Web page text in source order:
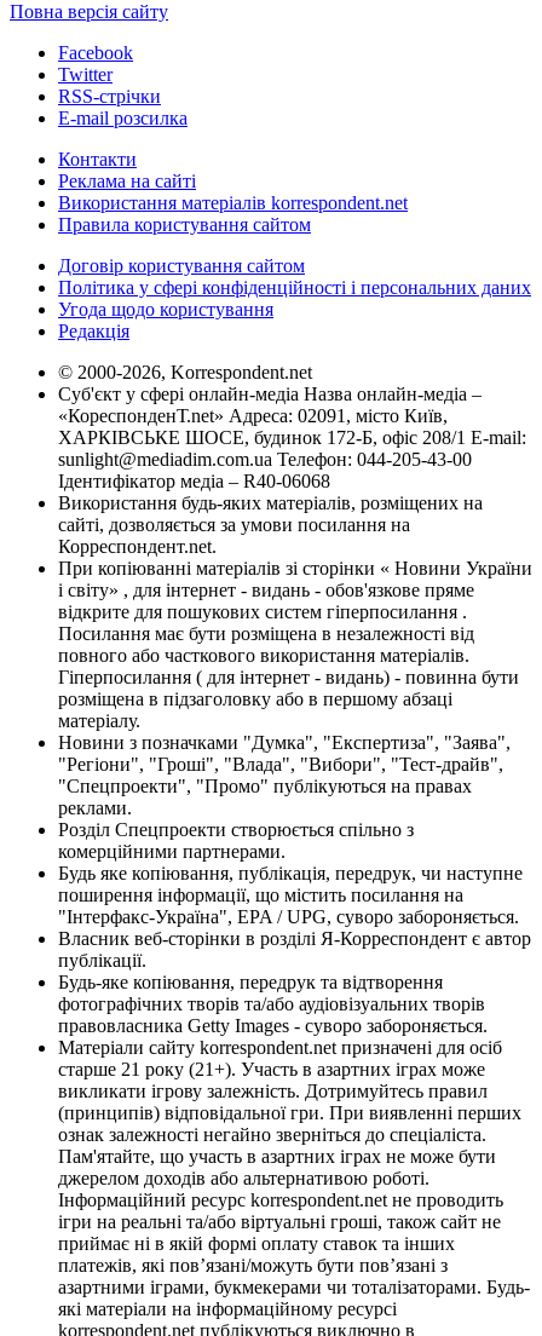
Повна версія сайту
Facebook
Twitter
RSS-стрічки
E-mail розсилка
Контакти
Реклама на сайті
Використання матеріалів korrespondent.net
Правила користування сайтом
Договір користування сайтом
Політика у сфері конфіденційності і персональних даних
Угода щодо користування
Редакція
© 2000-2026, Korrespondent.net
Суб'єкт у сфері онлайн-медіа Назва онлайн-медіа –
«КореспонденТ.net» Адреса: 02091, місто Київ,
ХАРКІВСЬКЕ ШОСЕ, будинок 172-Б, офіс 208/1 E-mail:
sunlight@mediadim.com.ua Телефон: 044-205-43-00
Ідентифікатор медіа – R40-06068
Використання будь-яких матеріалів, розміщених на
сайті, дозволяється за умови посилання на
Корреспондент.net.
При копіюванні матеріалів зі сторінки « Новини України
і світу» , для інтернет - видань - обов'язкове пряме
відкрите для пошукових систем гіперпосилання .
Посилання має бути розміщена в незалежності від
повного або часткового використання матеріалів.
Гіперпосилання ( для інтернет - видань) - повинна бути
розміщена в підзаголовку або в першому абзаці
матеріалу.
Новини з позначками "Думка", "Експертиза", "Заява",
"Регіони", "Гроші", "Влада", "Вибори", "Тест-драйв",
"Спецпроекти", "Промо" публікуються на правах
реклами.
Розділ Спецпроекти створюється спільно з
комерційними партнерами.
Будь яке копіювання, публікація, передрук, чи наступне
поширення інформації, що містить посилання на
"Інтерфакс-Україна", EPA / UPG, суворо забороняється.
Власник веб-сторінки в розділі Я-Корреспондент є автор
публікації.
Будь-яке копіювання, передрук та відтворення
фотографічних творів та/або аудіовізуальних творів
правовласника Getty Images - суворо забороняється.
Матеріали сайту korrespondent.net призначені для осіб
старше 21 року (21+). Участь в азартних іграх може
викликати ігрову залежність. Дотримуйтесь правил
(принципів) відповідальної гри. При виявленні перших
ознак залежності негайно зверніться до спеціаліста.
Пам'ятайте, що участь в азартних іграх не може бути
джерелом доходів або альтернативою роботі.
Інформаційний ресурс korrespondent.net не проводить
ігри на реальні та/або віртуальні гроші, також сайт не
приймає ні в якій формі оплату ставок та інших
платежів, які пов’язані/можуть бути пов’язані з
азартними іграми, букмекерами чи тоталізаторами. Будь-
які матеріали на інформаційному ресурсі
korrespondent.net публікуються виключно в